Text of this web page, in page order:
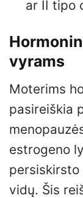
ar II tipo
vyrams
Moterims
pasireiškia
estrogeno
persiskirsto
vidų. Šis